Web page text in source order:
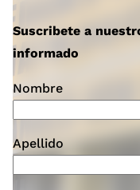
Suscribete a
informado
Nombre
Apellido